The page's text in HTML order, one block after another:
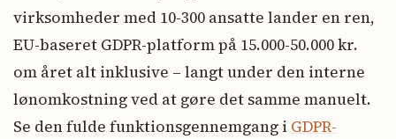
virksomheder med 10-300 ansatte lander en ren,
EU-baseret GDPR-platform på 15.000-50.000 kr.
om året alt inklusive – langt under den interne
lønomkostning ved at gøre det samme manuelt.
Se den fulde funktionsgennemgang i GDPR-